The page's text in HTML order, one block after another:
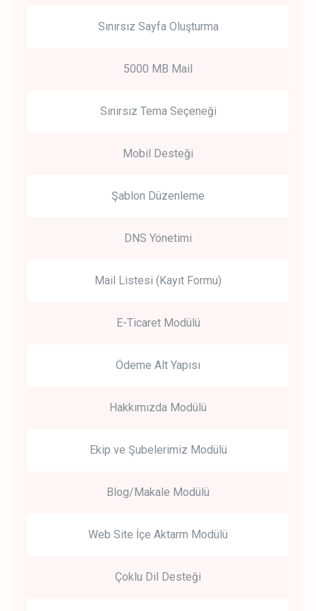
Sınırsız Sayfa Oluşturma
5000 MB Mail
Sınırsız Tema Seçeneği
Mobil Desteği
Şablon Düzenleme
DNS Yönetimi
Mail Listesi (Kayıt Formu)
E-Ticaret Modülü
Ödeme Alt Yapısı
Hakkımızda Modülü
Ekip ve Şubelerimiz Modülü
Blog/Makale Modülü
Web Site İçe Aktarm Modülü
Çoklu Dil Desteği